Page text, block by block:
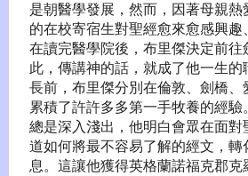
是朝醫學發展，然而，因著母親
的在校寄宿生對聖經愈來愈感興
在讀完醫學院後，布里傑決定前
此，傳講神的話，就成了他一生
長前，布里傑分別在倫敦、劍橋
累積了許許多多第一手牧養的經
總是深入淺出，他明白會眾在面
道如何將最不容易了解的經文，
息。這讓他獲得英格蘭諾福克郡